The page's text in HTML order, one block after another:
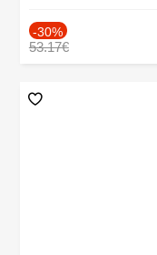
-30%
53.17€